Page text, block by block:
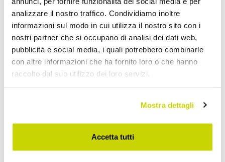
analizzare il nostro traffico. Condividiamo inoltre
informazioni sul modo in cui utilizza il nostro sito con i
nostri partner che si occupano di analisi dei dati web,
pubblicità e social media, i quali potrebbero combinarle
con altre informazioni che ha fornito loro o che hanno
raccolto dal suo utilizzo dei loro servizi.
Mostra dettagli
Accetta tutti
Nur für kurze Zeit! Jetzt